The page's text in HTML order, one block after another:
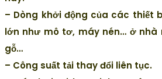
– Dòng khởi động của các thiết
lớn như mô tơ, máy nén… ở
gỗ…
– Công suất tải thay đổi liên tục.